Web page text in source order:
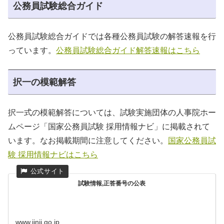
公務員試験総合ガイド
公務員試験総合ガイドでは各種公務員試験の解答速報を行
っています。 公務員試験総合ガイド解答速報はこちら
択一の模範解答
択一式の模範解答については、試験実施団体の人事院ホー
ムページ「国家公務員試験 採用情報ナビ」に掲載されて
います。なお掲載期間に注意してください。
国家公務員試
験 採用情報ナビはこちら
試験情報,正答番号の公表
www.jinji.go.jp